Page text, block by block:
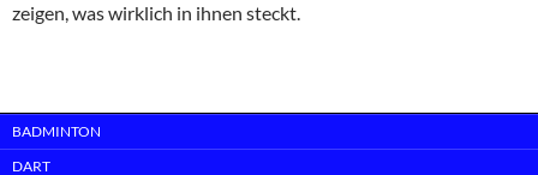
zeigen, was wirklich in ihnen steckt.
BADMINTON
DART